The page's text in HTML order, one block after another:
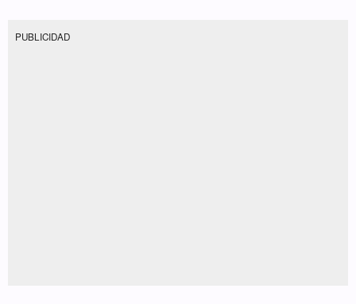
PUBLICIDAD